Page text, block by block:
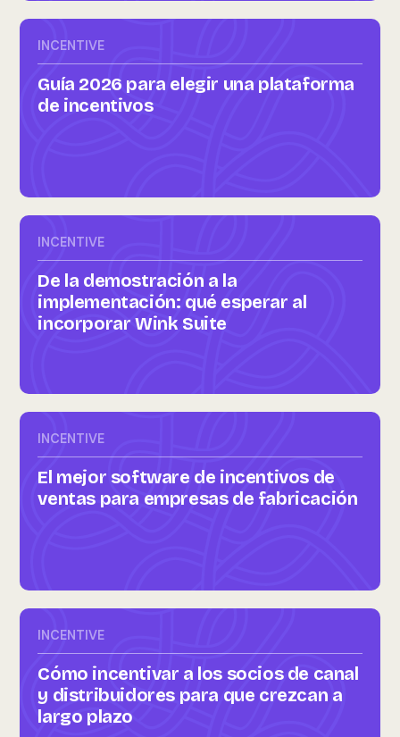
INCENTIVE
Guía 2026 para elegir una plataforma
de incentivos
INCENTIVE
De la demostración a la
implementación: qué esperar al
incorporar Wink Suite
INCENTIVE
El mejor software de incentivos de
ventas para empresas de fabricación
INCENTIVE
Cómo incentivar a los socios de canal
y distribuidores para que crezcan a
largo plazo